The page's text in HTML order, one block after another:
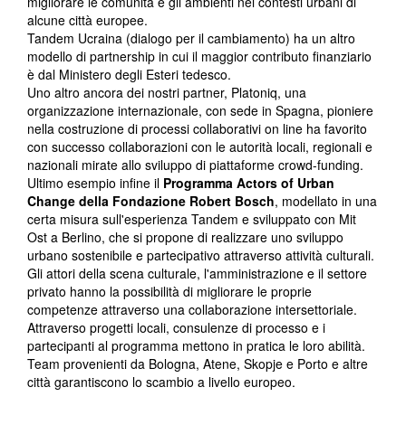
alcune città europee.
Tandem Ucraina (dialogo per il cambiamento) ha un altro
modello di partnership in cui il maggior contributo finanziario
è dal Ministero degli Esteri tedesco.
Uno altro ancora dei nostri partner, Platoniq, una
organizzazione internazionale, con sede in Spagna, pioniere
nella costruzione di processi collaborativi on line ha favorito
con successo collaborazioni con le autorità locali, regionali e
nazionali mirate allo sviluppo di piattaforme crowd-funding.
Ultimo esempio infine il Programma Actors of Urban
Change della Fondazione Robert Bosch, modellato in una
certa misura sull'esperienza Tandem e sviluppato con Mit
Ost a Berlino, che si propone di realizzare uno sviluppo
urbano sostenibile e partecipativo attraverso attività culturali.
Gli attori della scena culturale, l'amministrazione e il settore
privato hanno la possibilità di migliorare le proprie
competenze attraverso una collaborazione intersettoriale.
Attraverso progetti locali, consulenze di processo e i
partecipanti al programma mettono in pratica le loro abilità.
Team provenienti da Bologna, Atene, Skopje e Porto e altre
città garantiscono lo scambio a livello europeo.